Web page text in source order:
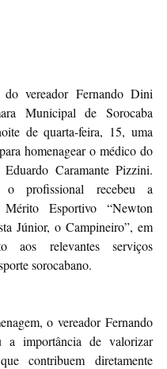
vereador Fernando Dini
Municipal de Sorocaba
de quarta-feira, 15, uma
homenagear o médico do
Caramante Pizzini.
o profissional recebeu a
Esportivo “Newton
Júnior, o Campineiro”, em
aos relevantes serviços
sorocabano.
o vereador Fernando
a importância de valorizar
contribuem diretamente